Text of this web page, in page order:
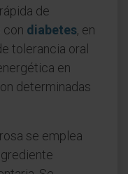
de
con diabetes, en
tolerancia oral
en
determinadas
se emplea